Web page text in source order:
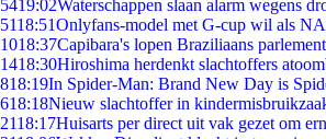
5419:02Waterschappen slaan alarm wegens
5118:51Onlyfans-model met G-cup wil als
1018:37Capibara's lopen Braziliaans
1418:30Hiroshima herdenkt slachtoffers
818:19In Spider-Man: Brand New Day is
618:18Nieuw slachtoffer in
2118:17Huisarts per direct uit vak gezet om